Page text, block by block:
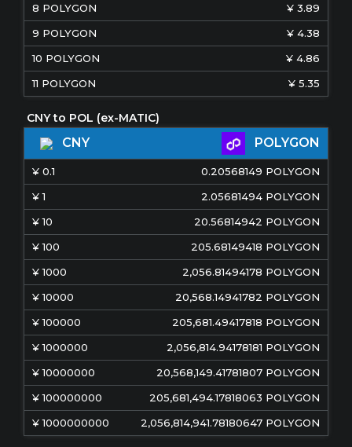
8 POLYGON ¥ 3.89
9 POLYGON ¥ 4.38
10 POLYGON ¥ 4.86
11 POLYGON ¥ 5.35
CNY POLYGON
¥ 0.1 0.20568149 POLYGON
¥1 2.05681494 POLYGON
¥10 20.56814942 POLYGON
¥100 205.68149418 POLYGON
¥1000 2,056.81494178 POLYGON
¥10000 20,568.14941782 POLYGON
¥100000 205,681.49417818 POLYGON
¥1000000 2,056,814.94178181 POLYGON
¥10000000 20,568,149.41781807 POLYGON
¥100000000 205,681,494.17818063 POLYGON
¥1000000000 2,056,814,941.78180647 POLYGON